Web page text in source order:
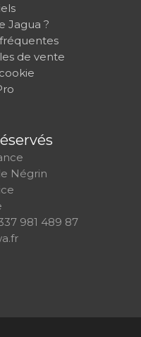
Jagua ?
de vente
Négrin
981 489 87